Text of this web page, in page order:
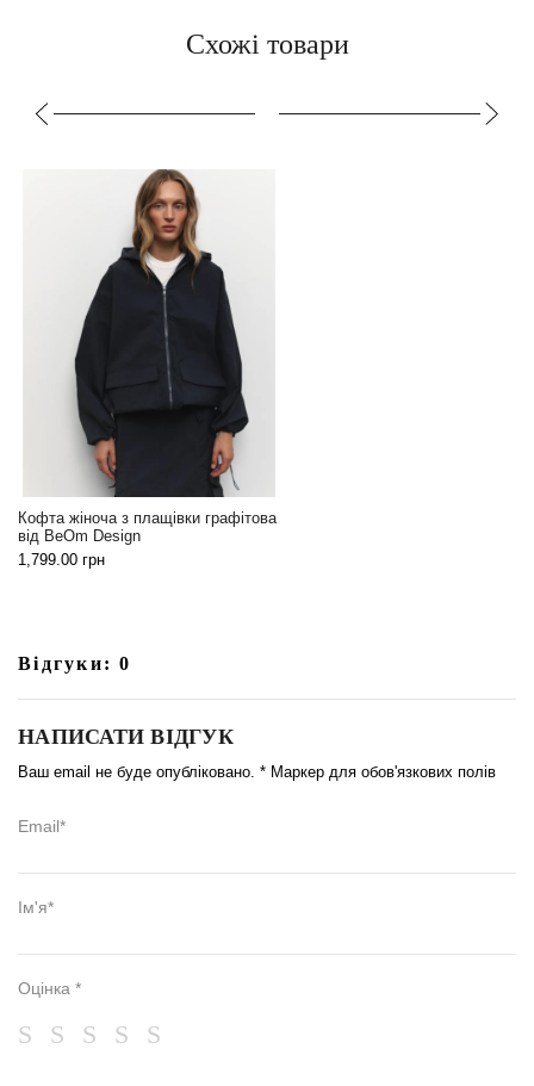
Схожі товари
Кофта жіноча з плащівки графітова
від BeOm Design
1,799.00 грн
Відгуки: 0
НАПИСАТИ ВІДГУК
Ваш email не буде опубліковано. * Маркер для обов'язкових полів
Email*
Ім'я*
Оцінка *